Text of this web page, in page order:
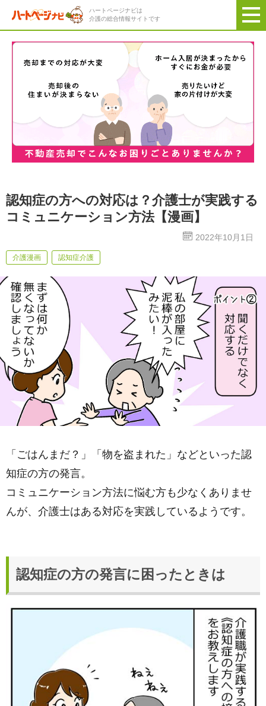
ハートページナビは
介護の総合情報サイトです
認知症の方への対応は？介護士が実践する
コミュニケーション方法【漫画】
2022年10月1日
介護漫画 認知症介護
「ごはんまだ？」「物を盗まれた」などといった認
知症の方の発言。
コミュニケーション方法に悩む方も少なくありませ
んが、介護士はある対応を実践しているようです。
認知症の方の発言に困ったときは